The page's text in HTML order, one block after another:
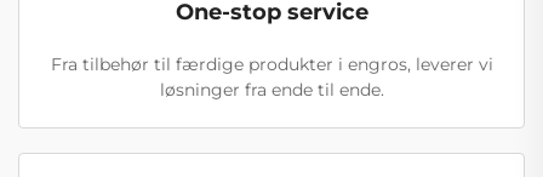
One-stop service
Fra tilbehør til færdige produkter i engros, leverer vi
løsninger fra ende til ende.